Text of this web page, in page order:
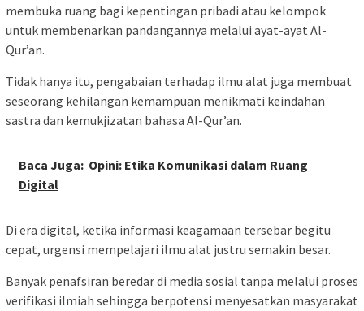
membuka ruang bagi kepentingan pribadi atau kelompok
untuk membenarkan pandangannya melalui ayat-ayat Al-
Qur’an.
Tidak hanya itu, pengabaian terhadap ilmu alat juga membuat
seseorang kehilangan kemampuan menikmati keindahan
sastra dan kemukjizatan bahasa Al-Qur’an.
Baca Juga: Opini: Etika Komunikasi dalam Ruang
Digital
Di era digital, ketika informasi keagamaan tersebar begitu
cepat, urgensi mempelajari ilmu alat justru semakin besar.
Banyak penafsiran beredar di media sosial tanpa melalui proses
verifikasi ilmiah sehingga berpotensi menyesatkan masyarakat